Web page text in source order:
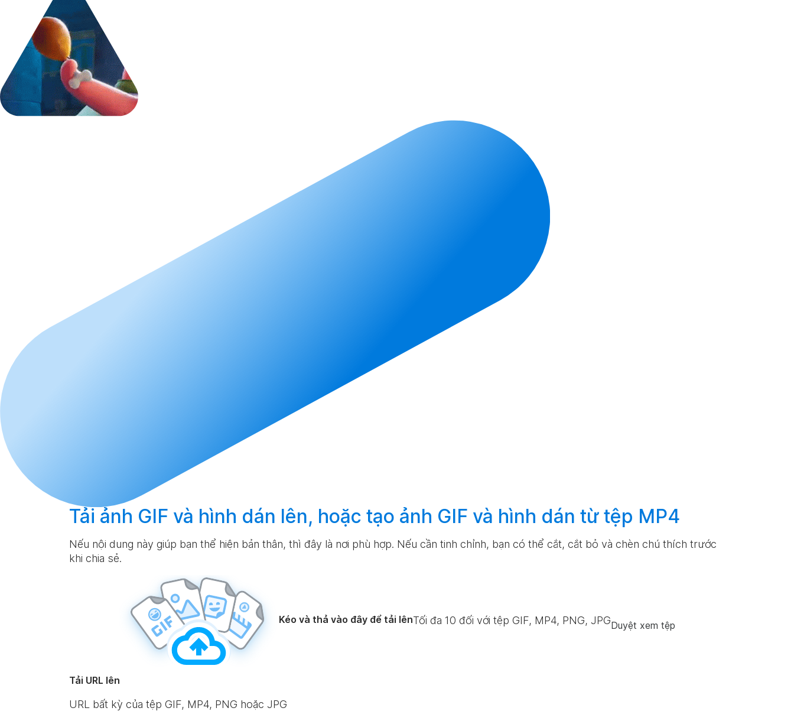
Tải ảnh GIF và hình dán lên, hoặc tạo ảnh GIF và hình dán từ tệp MP4
Nếu nội dung này giúp bạn thể hiện bản thân, thì đây là nơi phù hợp. Nếu cần tinh chỉnh, bạn có thể cắt, cắt bỏ và chèn chú thích trước
khi chia sẻ.
Kéo và thả vào đây để tải lênTối đa 10 đối với tệp GIF, MP4, PNG, JPGDuyệt xem tệp
Tải URL lên
URL bất kỳ của tệp GIF, MP4, PNG hoặc JPG